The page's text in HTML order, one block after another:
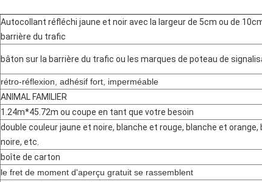
Autocollant réfléchi jaune et noir avec la largeur de 5cm ou de
barrière du trafic
bâton sur la barrière du trafic ou les marques de poteau de
rétro-réflexion, adhésif fort, imperméable
ANIMAL FAMILIER
1.24m*45.72m ou coupe en tant que votre besoin
double couleur jaune et noire, blanche et rouge, blanche et orange,
noire, etc.
boîte de carton
le fret de moment d'aperçu gratuit se rassemblent